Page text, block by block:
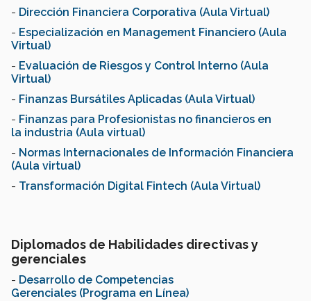
- Dirección Financiera Corporativa (Aula Virtual)
- Especialización en Management Financiero (Aula
Virtual)
- Evaluación de Riesgos y Control Interno (Aula
Virtual)
- Finanzas Bursátiles Aplicadas (Aula Virtual)
- Finanzas para Profesionistas no financieros en
la industria (Aula virtual)
- Normas Internacionales de Información Financiera
(Aula virtual)
- Transformación Digital Fintech (Aula Virtual)
Diplomados de Habilidades directivas y
gerenciales
- Desarrollo de Competencias
Gerenciales (Programa en Línea)